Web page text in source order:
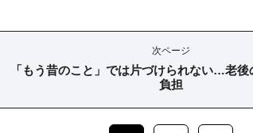
次ページ
「もう昔のこと」では片づけられない…老後
負担